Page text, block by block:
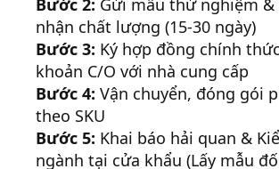
nhận chất lượng (15-30 ngày)
Bước 3: Ký hợp đồng chính
khoản C/O với nhà cung cấp
Bước 4: Vận chuyển, đóng gói
theo SKU
Bước 5: Khai báo hải quan &
ngành tại cửa khẩu (Lấy mẫu